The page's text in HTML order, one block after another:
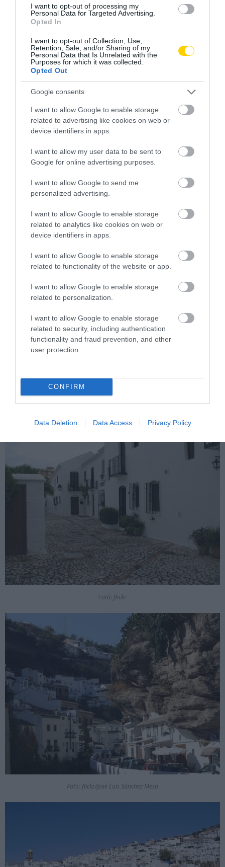
I want to opt-out of processing my
Personal Data for Targeted Advertising.
Opted In
I want to opt-out of Collection, Use,
Retention, Sale, and/or Sharing of my
Personal Data that Is Unrelated with the
Purposes for which it was collected.
Opted Out
Google consents
I want to allow Google to enable storage
related to advertising like cookies on web or
device identifiers in apps.
I want to allow my user data to be sent to
Google for online advertising purposes.
I want to allow Google to send me
personalized advertising.
I want to allow Google to enable storage
related to analytics like cookies on web or
device identifiers in apps.
I want to allow Google to enable storage
related to functionality of the website or app.
I want to allow Google to enable storage
related to personalization.
I want to allow Google to enable storage
related to security, including authentication
functionality and fraud prevention, and other
user protection.
CONFIRM
Data Deletion Data Access Privacy Policy
Fotó: Wikimedia Commons/Claudio Landi
Fotó: flickr/Angie Angelus
Fotó: flickr
Fotó: flickr/José Luis Sánchez Mesa